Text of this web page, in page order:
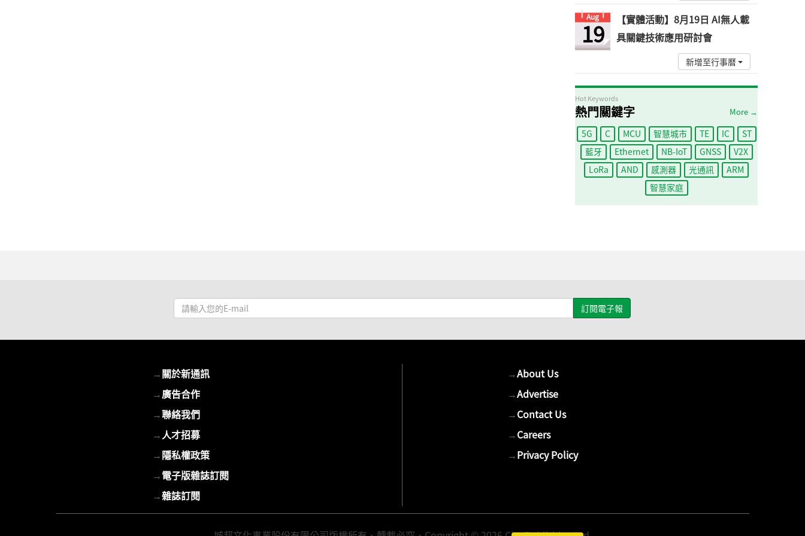
Aug
19
【實體活動】8月19日 AI無人載
具關鍵技術應用研討會
新增至行事曆
Hot Keywords
熱門關鍵字 More →
5G C MCU 智慧城市 TE IC
ST
藍牙
Ethernet NB-IoT GNSS
V2X
LoRa
AND 感測器 光通訊
ARM
智慧家庭
請
輸
E-
mail
→關於新通訊
→廣告合作
→聯絡我們
→人才招募
→隱私權政策
→電子版雜誌訂閱
→雜誌訂閱
→About Us
→Advertise
→Contact Us
→Careers
→Privacy Policy